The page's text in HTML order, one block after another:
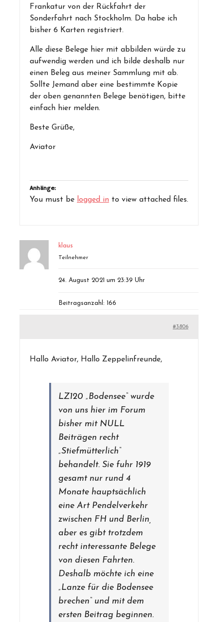
Frankatur von der Rückfahrt der
Sonderfahrt nach Stockholm. Da habe ich
bisher 6 Karten registriert.
Alle diese Belege hier mit abbilden würde zu
aufwendig werden und ich bilde deshalb nur
einen Beleg aus meiner Sammlung mit ab.
Sollte Jemand aber eine bestimmte Kopie
der oben genannten Belege benötigen, bitte
einfach hier melden.
Beste Grüße,
Aviator
Anhänge:
You must be logged in to view attached files.
klaus
Teilnehmer
24. August 2021 um 23:39 Uhr
Beitragsanzahl: 166
#3806
Hallo Aviator, Hallo Zeppelinfreunde,
LZ120 „Bodensee“ wurde
von uns hier im Forum
bisher mit NULL
Beiträgen recht
„Stiefmütterlich“
behandelt. Sie fuhr 1919
gesamt nur rund 4
Monate hauptsächlich
eine Art Pendelverkehr
zwischen FH und Berlin,
aber es gibt trotzdem
recht interessante Belege
von diesen Fahrten.
Deshalb möchte ich eine
„Lanze für die Bodensee
brechen“ und mit dem
ersten Beitrag beginnen.